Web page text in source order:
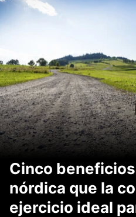
Cinco
nórdica que la
ejercicio ideal